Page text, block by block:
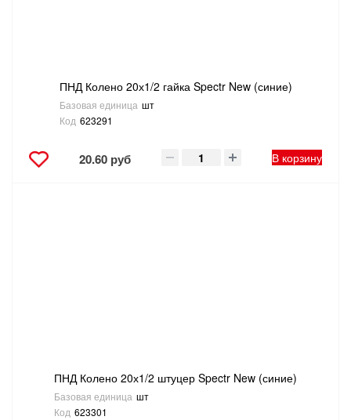
ПНД Колено 20х1/2 гайка Spectr New (синие)
Базовая единица шт
Код 623291
20.60 руб В корзину
ПНД Колено 20х1/2 штуцер Spectr New (синие)
Базовая единица шт
Код 623301